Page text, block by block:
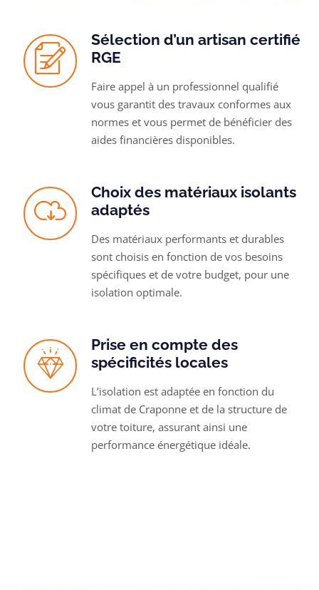
Sélection d’un artisan certifié
RGE
Faire appel à un professionnel qualifié
vous garantit des travaux conformes aux
normes et vous permet de bénéficier des
aides financières disponibles.
Choix des matériaux isolants
adaptés
Des matériaux performants et durables
sont choisis en fonction de vos besoins
spécifiques et de votre budget, pour une
isolation optimale.
Prise en compte des
spécificités locales
L’isolation est adaptée en fonction du
climat de Craponne et de la structure de
votre toiture, assurant ainsi une
performance énergétique idéale.